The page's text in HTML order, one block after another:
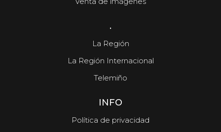
.
La Región
La Región Internacional
Telemiño
INFO
Política de privacidad